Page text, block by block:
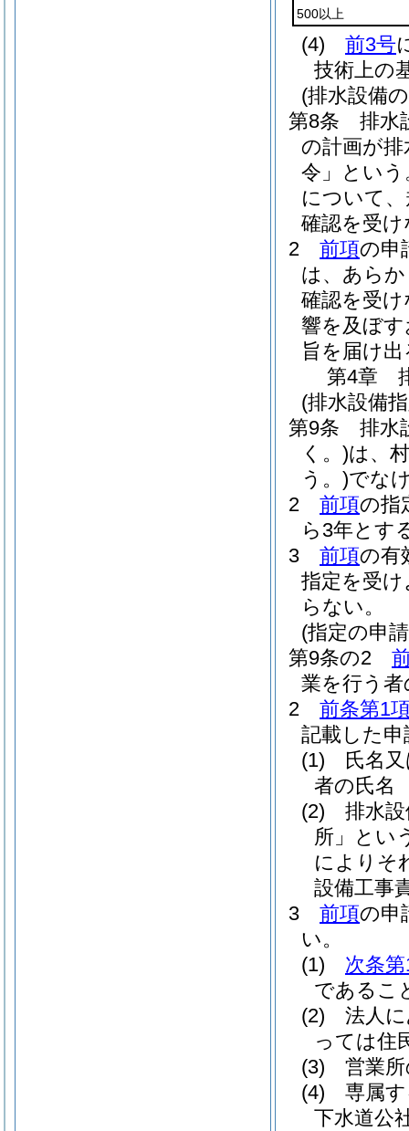
500以上
(4) 前3号
技術上の
(排水設備
第8条
排水
の計画が
令」という
について
確認を受
2
前項の申
は、あら
確認を受
響を及ぼ
旨を届け
第4章
(排水設備
第9条
排水
く。)は、
う。)でな
2
前項の指
ら3年とす
3
前項の有
指定を受
らない。
(指定の申
第9条の2
業を行う
2
前条第1
記載した
(1)
氏名
者の氏名
(2)
排水
所」とい
によりそ
設備工事
3
前項の申
い。
(1)
次条
であるこ
(2)
法人
っては住
(3)
営業
(4)
専属
下水道公